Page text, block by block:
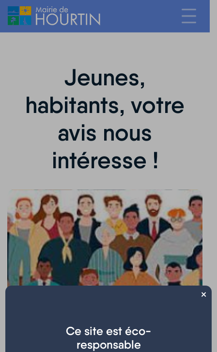
Jeunes,
habitants, votre
avis nous
intéresse !
Ce site est éco-
responsable
×